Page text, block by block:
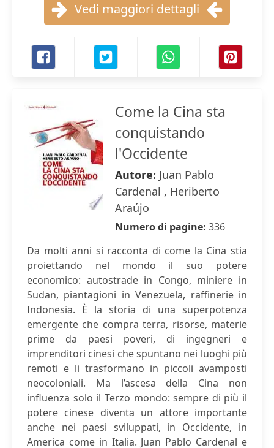
Vedi maggiori dettagli
Come la Cina sta
conquistando
l'Occidente
Autore: Juan Pablo
Cardenal , Heriberto
Araújo
Numero di pagine: 336
Da molti anni si racconta di come la Cina stia
proiettando nel mondo il suo potere
economico: autostrade in Congo, miniere in
Sudan, piantagioni in Venezuela, raffinerie in
Indonesia. È la storia di una superpotenza
emergente che compra terra, risorse, materie
prime da paesi poveri, di ingegneri e
imprenditori cinesi che spuntano nei luoghi più
remoti e li trasformano in piccoli avamposti
neocoloniali. Ma l’ascesa della Cina non
influenza solo il Terzo mondo: sempre di più il
potere cinese diventa un attore importante
anche nei paesi sviluppati, in Occidente, in
America come in Italia. Juan Pablo Cardenal e